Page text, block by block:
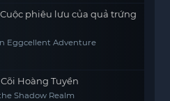
phiêu lưu của quả trứng
Eggcellent Adventure
Hoàng Tuyền
Shadow Realm